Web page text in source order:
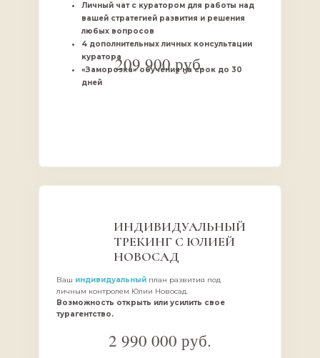
Личный чат с куратором для работы над
вашей стратегией развития и решения
любых вопросов
4 дополнительных личных консультации
куратора
«Заморозка» обучения на срок до 30
дней
209 900 руб.
Ваш индивидуальный план развития под
личным контролем Юлии Новосад.
Возможность открыть или усилить свое
турагентство.
2 990 000 руб.
ИНДИВИДУАЛЬНЫЙ
ТРЕКИНГ С ЮЛИЕЙ
НОВОСАД